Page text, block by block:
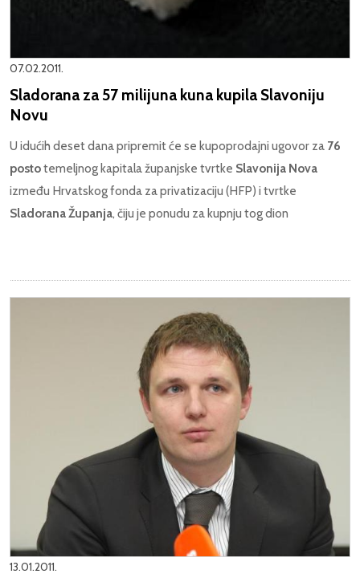
07.02.2011.
Sladorana za 57 milijuna kuna kupila Slavoniju
Novu
U idućih deset dana pripremit će se kupoprodajni ugovor za 76
postotemeljnog kapitala županjske tvrtke Slavonija Nova
između Hrvatskog fonda za privatizaciju (HFP) i tvrtke
Sladorana Županja, čiju je ponudu za kupnju tog dion
13.01.2011.